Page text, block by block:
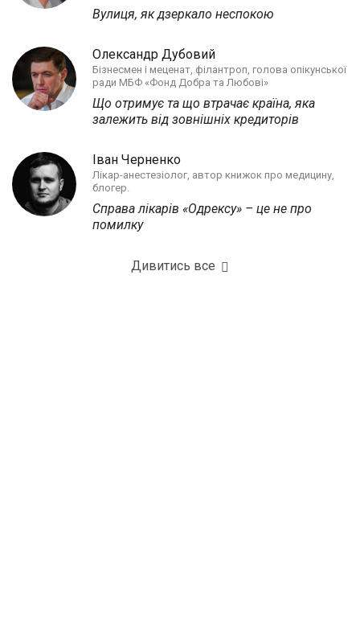
Вулиця, як дзеркало неспокою
Олександр Дубовий
Бізнесмен і меценат, філантроп, голова опікунської
ради МБФ «Фонд Добра та Любові»
Що отримує та що втрачає країна, яка
залежить від зовнішніх кредиторів
Іван Черненко
Лікар-анестезіолог, автор книжок про медицину,
блогер.
Справа лікарів «Одрексу» – це не про
помилку
Дивитись все